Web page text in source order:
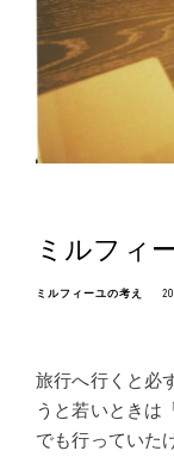
ミルフィ
ミルフィーユの考え
旅行へ行くと必
うと若いときは
でも行っていた